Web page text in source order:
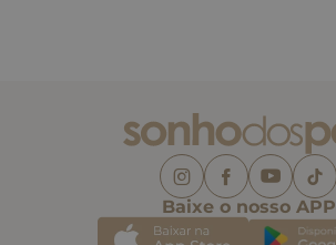
Baixe o nosso APP